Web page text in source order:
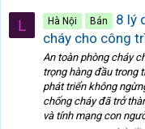
L Hà Nội Bán
8 lý
cháy cho công
An toàn phòng cháy
trọng hàng đầu trong
phát triển không
chống cháy đã trở
và tính mạng con